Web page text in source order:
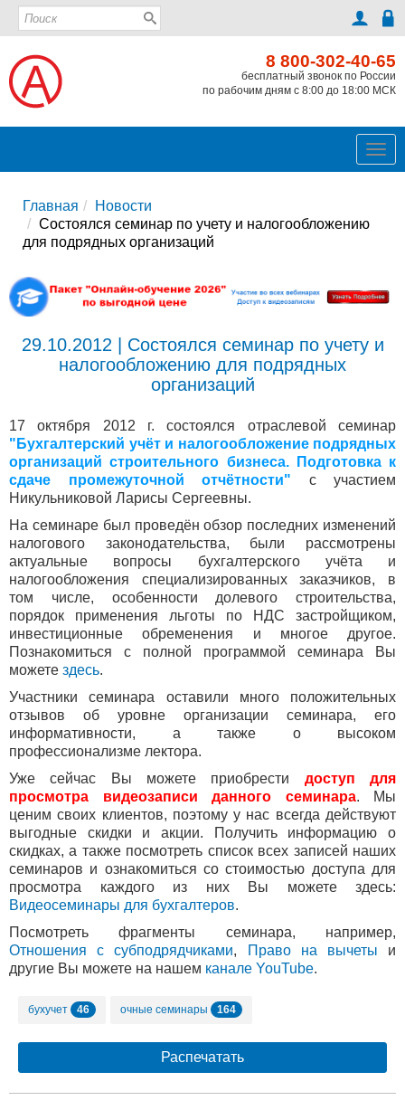
8 800-302-40-65
бесплатный звонок по России
по рабочим дням с 8:00 до 18:00 МСК
Главная
Новости
Состоялся семинар по учету и налогообложению
для подрядных организаций
29.10.2012 | Состоялся семинар по учету и
налогообложению для подрядных
организаций
17 октября 2012 г. состоялся отраслевой семинар
"Бухгалтерский учёт и налогообложение подрядных
организаций строительного бизнеса. Подготовка к
сдаче промежуточной отчётности" с участием
Никульниковой Ларисы Сергеевны.
На семинаре был проведён обзор последних изменений
налогового законодательства, были рассмотрены
актуальные вопросы бухгалтерского учёта и
налогообложения специализированных заказчиков, в
том числе, особенности долевого строительства,
порядок применения льготы по НДС застройщиком,
инвестиционные обременения и многое другое.
Познакомиться с полной программой семинара Вы
можете здесь.
Участники семинара оставили много положительных
отзывов об уровне организации семинара, его
информативности, а также о высоком
профессионализме лектора.
Уже сейчас Вы можете приобрести доступ для
просмотра видеозаписи данного семинара. Мы
ценим своих клиентов, поэтому у нас всегда действуют
выгодные скидки и акции. Получить информацию о
скидках, а также посмотреть список всех записей наших
семинаров и ознакомиться со стоимостью доступа для
просмотра каждого из них Вы можете здесь:
Видеосеминары для бухгалтеров.
Посмотреть фрагменты семинара, например,
Отношения с субподрядчиками, Право на вычеты и
другие Вы можете на нашем канале YouTube.
бухучет 46 очные семинары 164
Распечатать